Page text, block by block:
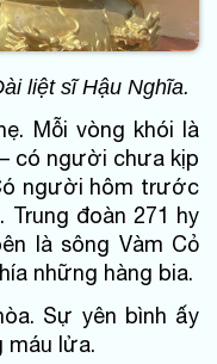
liệt sĩ Hậu Nghĩa.
Mỗi vòng khói là
có người chưa kịp
người hôm trước
đoàn 271 hy
là sông Vàm Cỏ
những hàng bia.
Sự yên bình ấy
máu lửa.